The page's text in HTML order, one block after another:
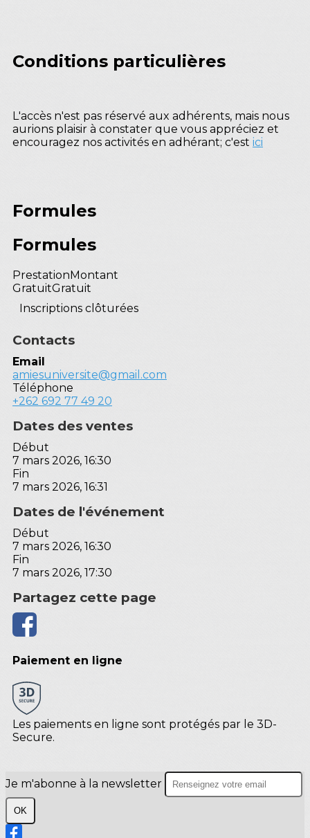
Conditions particulières
L'accès n'est pas réservé aux adhérents, mais nous
aurions plaisir à constater que vous appréciez et
encouragez nos activités en adhérant; c'est ici
Formules
Formules
PrestationMontant
GratuitGratuit
Inscriptions clôturées
Contacts
Email
amiesuniversite@gmail.com
Téléphone
+262 692 77 49 20
Dates des ventes
Début
7 mars 2026, 16:30
Fin
7 mars 2026, 16:31
Dates de l'événement
Début
7 mars 2026, 16:30
Fin
7 mars 2026, 17:30
Partagez cette page
Paiement en ligne
Les paiements en ligne sont protégés par le 3D-
Secure.
Je m'abonne à la newsletter
OK